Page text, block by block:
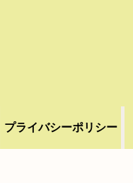
プライバシーポリシー